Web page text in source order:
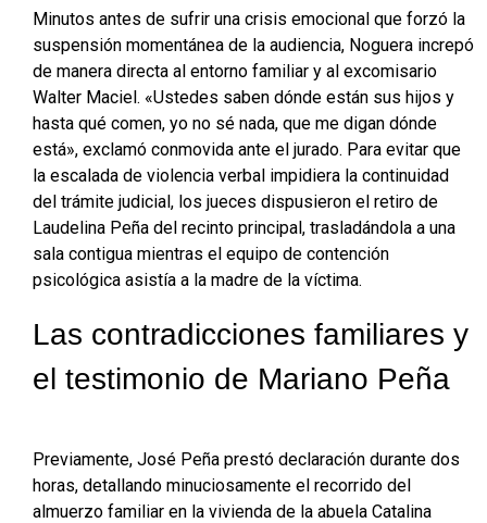
Minutos antes de sufrir una crisis emocional que forzó la
suspensión momentánea de la audiencia, Noguera increpó
de manera directa al entorno familiar y al excomisario
Walter Maciel . «Ustedes saben dónde están sus hijos y
hasta qué comen, yo no sé nada, que me digan dónde
está», exclamó conmovida ante el jurado. Para evitar que
la escalada de violencia verbal impidiera la continuidad
del trámite judicial, los jueces dispusieron el retiro de
Laudelina Peña del recinto principal, trasladándola a una
sala contigua mientras el equipo de contención
psicológica asistía a la madre de la víctima.
Las contradicciones familiares y
el testimonio de Mariano Peña
Previamente, José Peña prestó declaración durante dos
horas, detallando minuciosamente el recorrido del
almuerzo familiar en la vivienda de la abuela Catalina